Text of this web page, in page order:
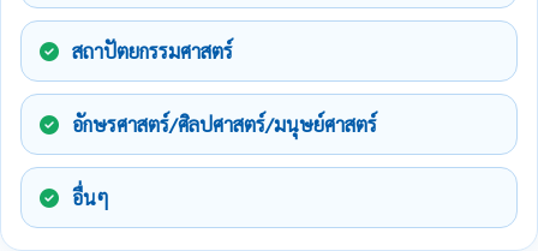
สถาปัตยกรรมศาสตร์
อักษรศาสตร์/ศิลปศาสตร์/มนุษย์ศาสตร์
อื่นๆ